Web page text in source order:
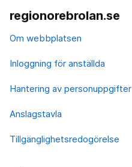
regionorebrolan.se
Om webbplatsen
Inloggning för anställda
Hantering av personuppgifter
Anslagstavla
Tillgänglighetsredogörelse